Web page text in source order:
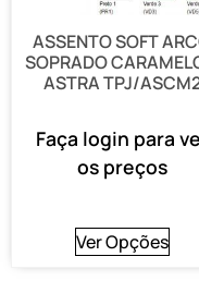
ASSENTO SOFT
SOPRADO
ASTRA TPJ/
Faça login para
os preços
Ver Opções